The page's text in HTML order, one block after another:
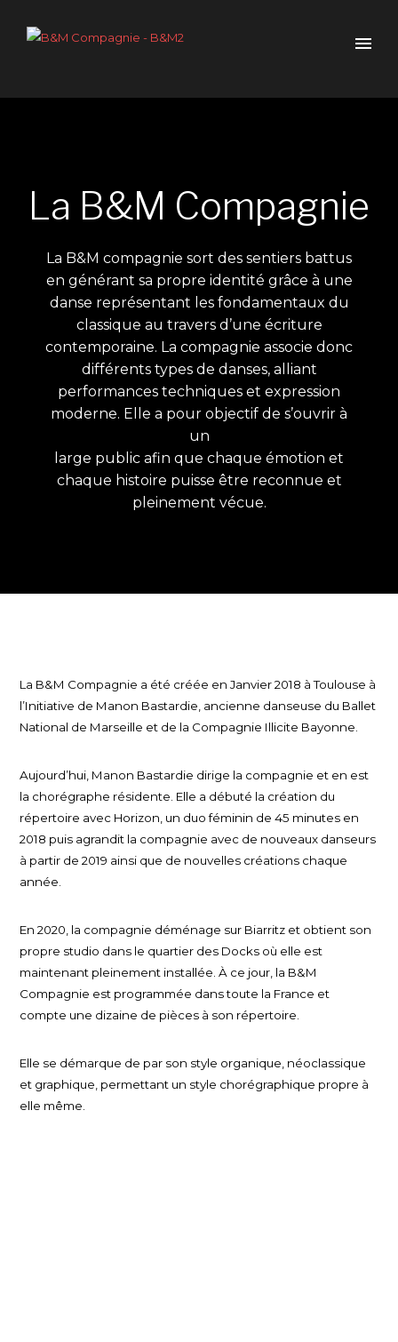
La B&M Compagnie
La B&M compagnie sort des sentiers battus
en générant sa propre identité grâce à une
danse représentant les fondamentaux du
classique au travers d’une écriture
contemporaine. La compagnie associe donc
différents types de danses, alliant
performances techniques et expression
moderne. Elle a pour objectif de s’ouvrir à
un
large public afin que chaque émotion et
chaque histoire puisse être reconnue et
pleinement vécue.
La B&M Compagnie a été créée en Janvier 2018 à Toulouse à
l’Initiative de Manon Bastardie, ancienne danseuse du Ballet
National de Marseille et de la Compagnie Illicite Bayonne.
Aujourd’hui, Manon Bastardie dirige la compagnie et en est
la chorégraphe résidente. Elle a débuté la création du
répertoire avec Horizon, un duo féminin de 45 minutes en
2018 puis agrandit la compagnie avec de nouveaux danseurs
à partir de 2019 ainsi que de nouvelles créations chaque
année.
En 2020, la compagnie déménage sur Biarritz et obtient son
propre studio dans le quartier des Docks où elle est
maintenant pleinement installée. À ce jour, la B&M
Compagnie est programmée dans toute la France et
compte une dizaine de pièces à son répertoire.
Elle se démarque de par son style organique, néoclassique
et graphique, permettant un style chorégraphique propre à
elle même.